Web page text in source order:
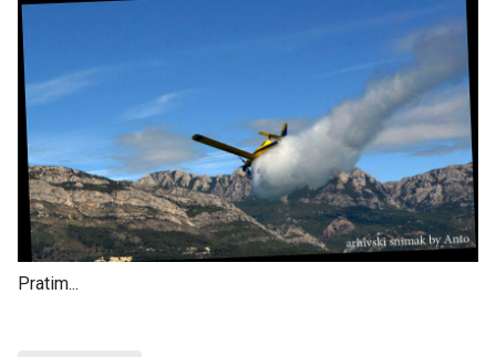
Pratim...